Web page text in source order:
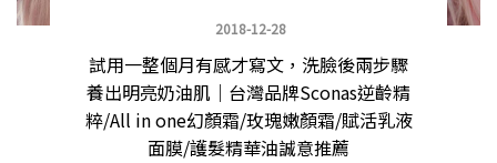
2018-12-28
試用一整個月有感才寫文，洗臉後兩步驟
養出明亮奶油肌｜台灣品牌Sconas逆齡精
粹/All in one幻顏霜/玫瑰嫩顏霜/賦活乳液
面膜/護髮精華油誠意推薦